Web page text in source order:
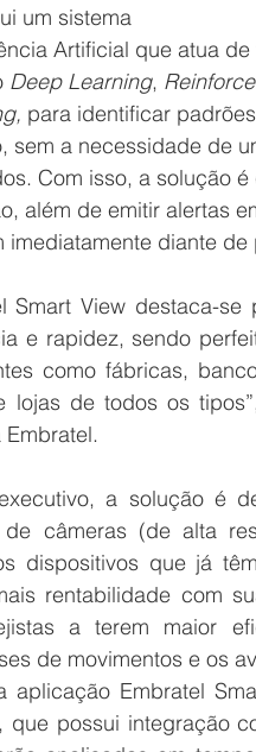
um sistema
Artificial que atua
Deep Learning,
para identificar
sem a necessidade de
Com isso, a solução
além de emitir alertas
imediatamente diante
Smart View destaca-
e rapidez, sendo
como fábricas,
lojas de todos os
a solução é
câmeras (de alta
dispositivos que já
rentabilidade com
a terem maior
de movimentos e os
aplicação Embratel
que possui integração